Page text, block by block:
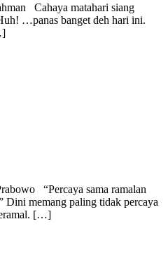
Cahaya matahari siang
…panas banget deh hari ini.
“Percaya sama ramalan
Dini memang paling tidak percaya
[…]